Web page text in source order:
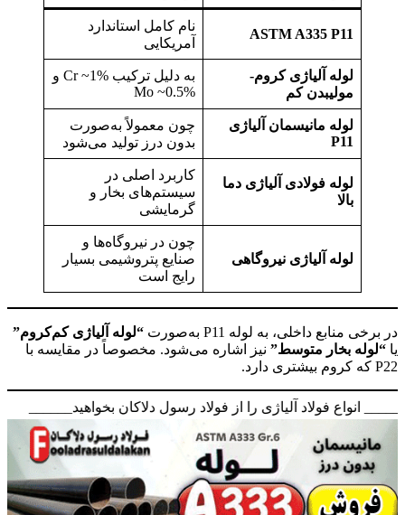
ASTM A335 P11
نام کامل استاندارد
آمریکایی
لوله آلیاژی کروم-
مولیبدن کم
به دلیل ترکیب Cr ~1% و
Mo ~0.5%
لوله مانیسمان آلیاژی
P11
چون معمولاً به‌صورت
بدون درز تولید می‌شود
لوله فولادی آلیاژی دما
بالا
کاربرد اصلی در
سیستم‌های بخار و
گرمایشی
لوله آلیاژی نیروگاهی
چون در نیروگاه‌ها و
صنایع پتروشیمی بسیار
رایج است
در برخی منابع داخلی، به لوله P11 به‌صورت
“لوله آلیاژی کم‌کروم”
یا “لوله بخار متوسط” نیز اشاره می‌شود. مخصوصاً در مقایسه با
P22 که کروم بیشتری دارد.
______ انواع فولاد آلیاژی را از فولاد رسول دلاکان بخواهید______